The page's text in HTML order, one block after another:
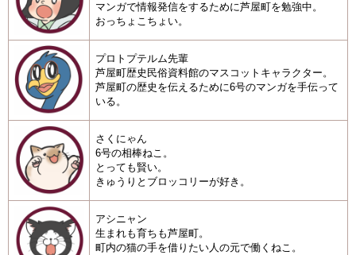
マンガで情報発信をするために芦屋町を勉強中。
おっちょこちょい。
プロトプテルム先輩
芦屋町歴史民俗資料館のマスコットキャラクター。
芦屋町の歴史を伝えるために6号のマンガを手伝って
いる。
さくにゃん
6号の相棒ねこ。
とっても賢い。
きゅうりとブロッコリーが好き。
アシニャン
生まれも育ちも芦屋町。
町内の猫の手を借りたい人の元で働くねこ。